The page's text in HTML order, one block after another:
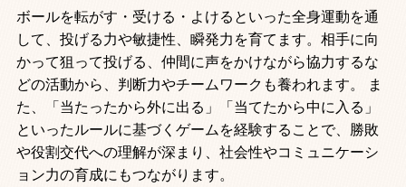
ボールを転がす・受ける・よけるといった全身運動を通
して、投げる力や敏捷性、瞬発力を育てます。相手に向
かって狙って投げる、仲間に声をかけながら協力するな
どの活動から、判断力やチームワークも養われます。 ま
た、「当たったから外に出る」「当てたから中に入る」
といったルールに基づくゲームを経験することで、勝敗
や役割交代への理解が深まり、社会性やコミュニケーシ
ョン力の育成にもつながります。